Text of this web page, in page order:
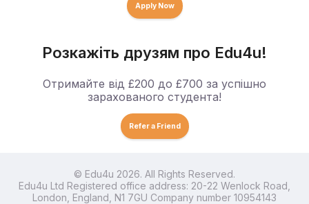
Apply Now
Розкажіть друзям про Edu4u!
Отримайте від £200 до £700 за успішно
зарахованого студента!
Refer a Friend
© Edu4u 2026. All Rights Reserved.
Edu4u Ltd Registered office address: 20-22 Wenlock Road,
London, England, N1 7GU Company number 10954143